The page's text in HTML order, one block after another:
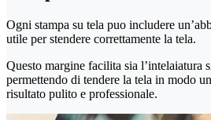
Ogni stampa su tela puo includere
utile per stendere correttamente la tela.
Questo margine facilita sia l’intelaiatura
permettendo di tendere la tela in modo
risultato pulito e professionale.